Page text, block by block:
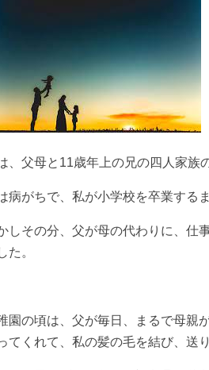
、父母と11歳年上の兄の四人家族
病がちで、私が小学校を卒業する
しその分、父が母の代わりに、仕
た。
園の頃は、父が毎日、まるで母親
てくれて、私の髪の毛を結び、送